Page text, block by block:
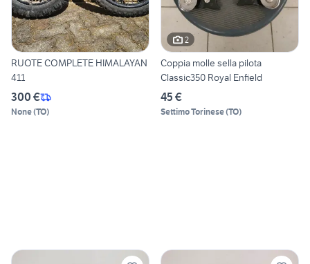
RUOTE COMPLETE HIMALAYAN
411
300 €
None(TO)
2
Coppia molle sella pilota
Classic350 Royal Enfield
45 €
Settimo Torinese(TO)